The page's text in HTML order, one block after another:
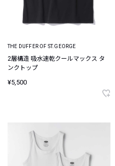
THE DUFFER OF ST.GEORGE
2層構造 吸水速乾クールマックス タ
ンクトップ
¥5,500